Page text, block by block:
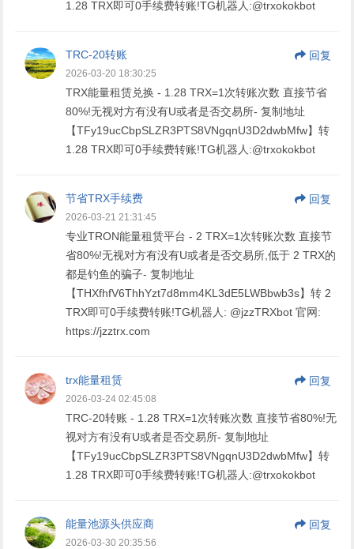
1.28 TRX即可0手续费转账!TG机器人:@trxokokbot
TRC-20转账 回复
2026-03-20 18:30:25
TRX能量租赁兑换 - 1.28 TRX=1次转账次数 直接节省
80%!无视对方有没有U或者是否交易所- 复制地址
【TFy19ucCbpSLZR3PTS8VNgqnU3D2dwbMfw】转
1.28 TRX即可0手续费转账!TG机器人:@trxokokbot
节省TRX手续费 回复
2026-03-21 21:31:45
专业TRON能量租赁平台 - 2 TRX=1次转账次数 直接节
省80%!无视对方有没有U或者是否交易所,低于 2 TRX的
都是钓鱼的骗子- 复制地址
【THXfhfV6ThhYzt7d8mm4KL3dE5LWBbwb3s】转 2
TRX即可0手续费转账!TG机器人: @jzzTRXbot 官网:
https://jzztrx.com
trx能量租赁 回复
2026-03-24 02:45:08
TRC-20转账 - 1.28 TRX=1次转账次数 直接节省80%!无
视对方有没有U或者是否交易所- 复制地址
【TFy19ucCbpSLZR3PTS8VNgqnU3D2dwbMfw】转
1.28 TRX即可0手续费转账!TG机器人:@trxokokbot
能量池源头供应商 回复
2026-03-30 20:35:56